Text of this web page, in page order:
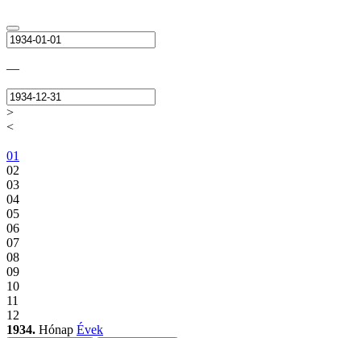
—
>
<
01
02
03
04
05
06
07
08
09
10
11
12
1934. Hónap Évek